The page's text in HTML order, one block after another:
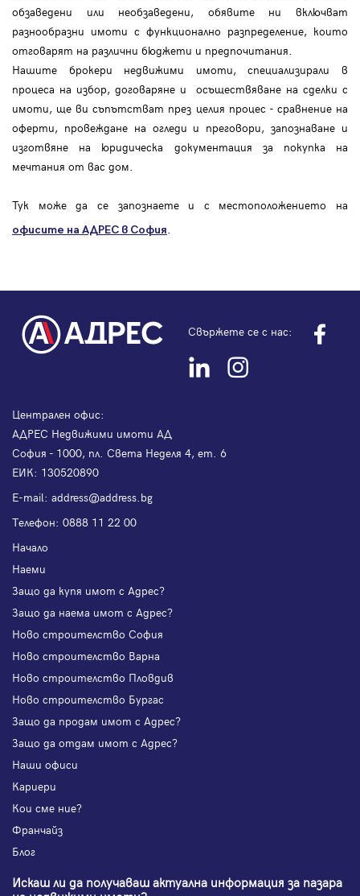
обзаведени или необзаведени, обявите ни включват
разнообразни имоти с функционално разпределение, които
отговарят на различни бюджети и предпочитания.
Нашите брокери недвижими имоти, специализирали в
процеса на избор, договаряне и осъществяване на сделки с
имоти, ще ви съпътстват през целия процес - сравнение на
оферти, провеждане на огледи и преговори, запознаване и
изготвяне на юридическа документация за покупка на
мечтания от вас дом.
Тук може да се запознаете и с местоположението на
офисите на АДРЕС в София.
Свържете се с нас:
Централен офис:
АДРЕС Недвижими имоти АД
София - 1000, пл. Света Неделя 4, ет. 6
ЕИК: 130520890
Е-mail: address@address.bg
Телефон: 0888 11 22 00
Начало
Наеми
Защо да купя имот с Адрес?
Защо да наема имот с Адрес?
Ново строителство София
Ново строителство Варна
Ново строителство Пловдив
Ново строителство Бургас
Защо да продам имот с Адрес?
Защо да отдам имот с Адрес?
Наши офиси
Кариери
Кои сме ние?
Франчайз
Блог
Искаш ли да получаваш актуална информация за пазара